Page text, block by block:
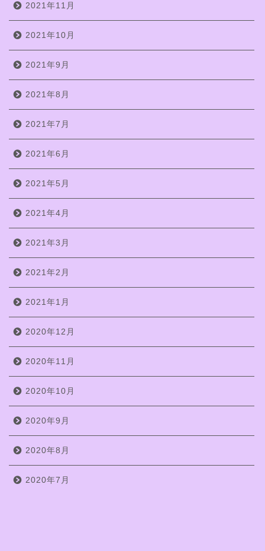
2021年11月
2021年10月
2021年9月
2021年8月
2021年7月
2021年6月
2021年5月
2021年4月
2021年3月
2021年2月
2021年1月
2020年12月
2020年11月
2020年10月
2020年9月
2020年8月
2020年7月